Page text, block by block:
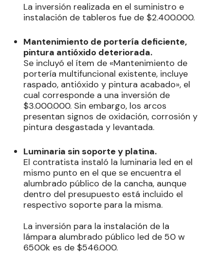
La inversión realizada en el suministro e
instalación de tableros fue de $2.400.000.
Mantenimiento de portería deficiente,
pintura antióxido deteriorada.
Se incluyó el ítem de «Mantenimiento de
portería multifuncional existente, incluye
raspado, antióxido y pintura acabado», el
cual corresponde a una inversión de
$3.000.000. Sin embargo, los arcos
presentan signos de oxidación, corrosión y
pintura desgastada y levantada.
Luminaria sin soporte y platina.
El contratista instaló la luminaria led en el
mismo punto en el que se encuentra el
alumbrado público de la cancha, aunque
dentro del presupuesto está incluido el
respectivo soporte para la misma.
La inversión para la instalación de la
lámpara alumbrado público led de 50 w
6500k es de $546.000.